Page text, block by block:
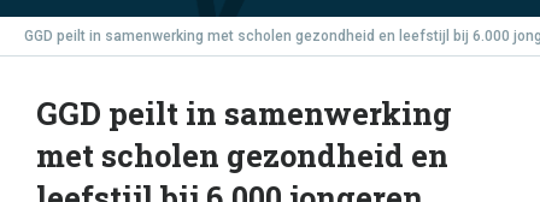
GGD peilt in samenwerking met scholen gezondheid en leefstijl bij 6.000
GGD peilt in samenwerking
met scholen gezondheid en